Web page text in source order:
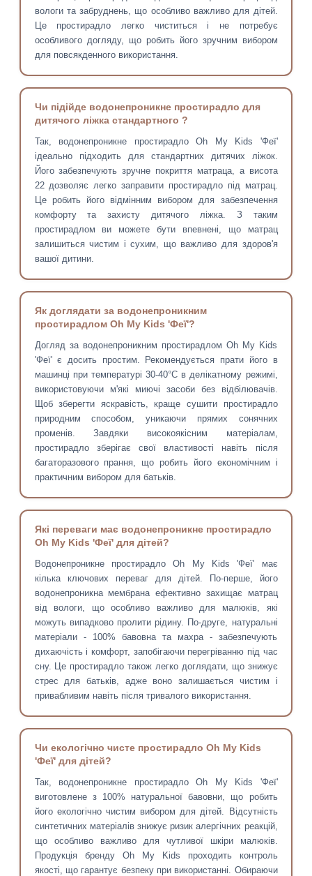
вологи та забруднень, що особливо важливо для дітей.
Це простирадло легко чиститься і не потребує
особливого догляду, що робить його зручним вибором
для повсякденного використання.
Чи підійде водонепроникне простирадло для
дитячого ліжка стандартного ?
Так, водонепроникне простирадло Oh My Kids 'Феї'
ідеально підходить для стандартних дитячих ліжок.
Його забезпечують зручне покриття матраца, а висота
22 дозволяє легко заправити простирадло під матрац.
Це робить його відмінним вибором для забезпечення
комфорту та захисту дитячого ліжка. З таким
простирадлом ви можете бути впевнені, що матрац
залишиться чистим і сухим, що важливо для здоров'я
вашої дитини.
Як доглядати за водонепроникним
простирадлом Oh My Kids 'Феї'?
Догляд за водонепроникним простирадлом Oh My Kids
'Феї' є досить простим. Рекомендується прати його в
машинці при температурі 30-40°C в делікатному режимі,
використовуючи м'які миючі засоби без відбілювачів.
Щоб зберегти яскравість, краще сушити простирадло
природним способом, уникаючи прямих сонячних
променів. Завдяки високоякісним матеріалам,
простирадло зберігає свої властивості навіть після
багаторазового прання, що робить його економічним і
практичним вибором для батьків.
Які переваги має водонепроникне простирадло
Oh My Kids 'Феї' для дітей?
Водонепроникне простирадло Oh My Kids 'Феї' має
кілька ключових переваг для дітей. По-перше, його
водонепроникна мембрана ефективно захищає матрац
від вологи, що особливо важливо для малюків, які
можуть випадково пролити рідину. По-друге, натуральні
матеріали - 100% бавовна та махра - забезпечують
дихаючість і комфорт, запобігаючи перегріванню під час
сну. Це простирадло також легко доглядати, що знижує
стрес для батьків, адже воно залишається чистим і
привабливим навіть після тривалого використання.
Чи екологічно чисте простирадло Oh My Kids
'Феї' для дітей?
Так, водонепроникне простирадло Oh My Kids 'Феї'
виготовлене з 100% натуральної бавовни, що робить
його екологічно чистим вибором для дітей. Відсутність
синтетичних матеріалів знижує ризик алергічних реакцій,
що особливо важливо для чутливої шкіри малюків.
Продукція бренду Oh My Kids проходить контроль
якості, що гарантує безпеку при використанні. Обираючи